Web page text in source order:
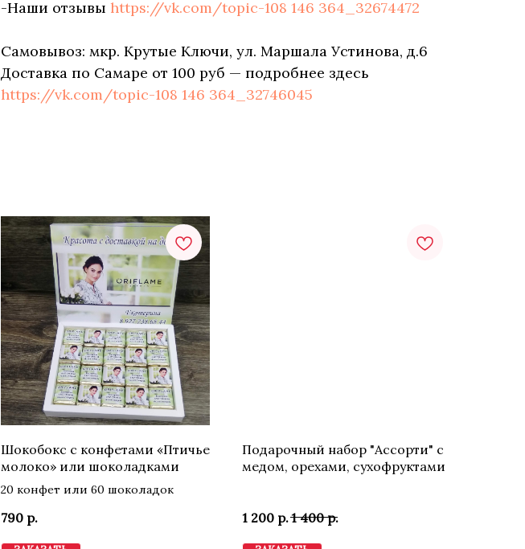
-Наши отзывы https://vk.com/topic-108 146 364_32674472
Самовывоз: мкр. Крутые Ключи, ул. Маршала Устинова, д.6
Доставка по Самаре от 100 руб — подробнее здесь
https://vk.com/topic-108 146 364_32746045
Шокобокс с конфетами «Птичье
молоко» или шоколадками
20 конфет или 60 шоколадок
790 р.
Подарочный набор "Ассорти" с
медом, орехами, сухофруктами
1 200 р.1 400 р.